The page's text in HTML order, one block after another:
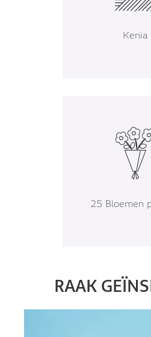
Kenia
25 Bloemen
RAAK